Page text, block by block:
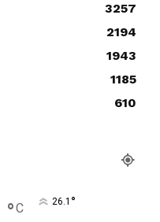
3257
2194
1943
1185
610
°C 26.1 °